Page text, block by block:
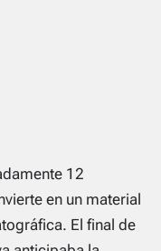
12
en un material
El final de